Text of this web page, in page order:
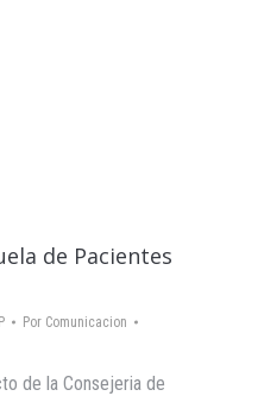
de Pacientes
Por Comunicacion
de la Consejeria de